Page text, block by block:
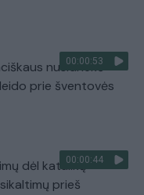
00:00:53
nusidriekė
prie šventovės
00:00:44
dėl katalikų
prieš